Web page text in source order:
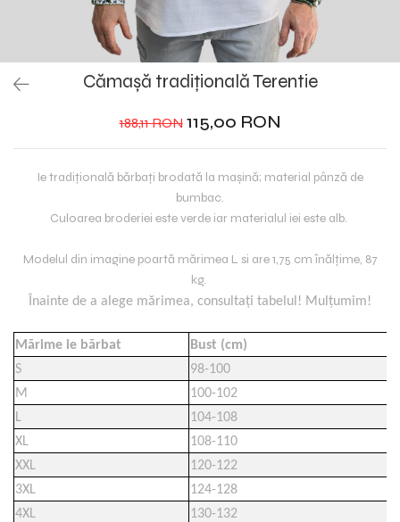
Cămașă tradițională Terentie
188,11 RON 115,00 RON
Ie tradiţională bărbați brodată la maşină; material pânză de
bumbac.
Culoarea broderiei este verde iar materialul iei este alb.
Modelul din imagine poartă mărimea L si are 1,75 cm înălțime, 87
kg.
Înainte de a alege mărimea, consultați tabelul! Mulțumim!
Mărime ie bărbat
Bust (cm)
S
98-100
M
100-102
L
104-108
XL
108-110
XXL
120-122
3XL
124-128
4XL
130-132